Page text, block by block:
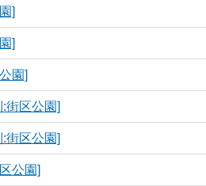
]
]
園]
街区公園]
街区公園]
公園]